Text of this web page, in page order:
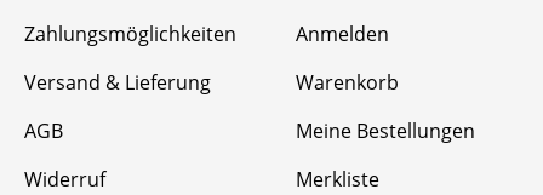
Zahlungsmöglichkeiten
Versand & Lieferung
AGB
Widerruf
Anmelden
Warenkorb
Meine Bestellungen
Merkliste